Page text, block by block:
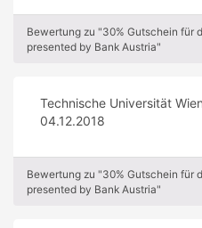
Bewertung zu "30% Gutschein für
presented by Bank Austria"
Technische Universität
04.12.2018
Bewertung zu "30% Gutschein für
presented by Bank Austria"